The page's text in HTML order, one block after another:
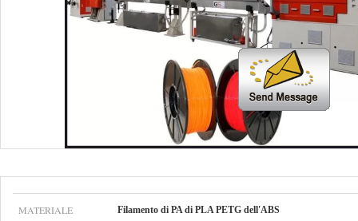
MATERIALE
Filamento di PA di PLA PETG dell'ABS